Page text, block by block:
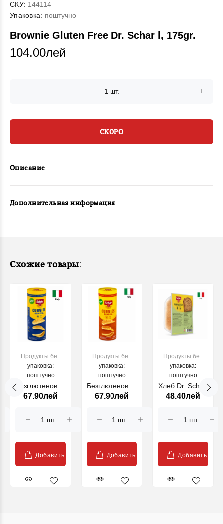
СКУ: 144114
Упаковка: поштучно
Brownie Gluten Free Dr. Schar l, 175gr.
104.00лей
СКОРО
Описание
Дополнительная информация
Схожие товары:
Продукты без
глютена
упаковка:
поштучно
Безглютеновые
чипсы DR
ORIGINAL, 170
67.90лей
Добавить
Продукты без
глютена
упаковка:
поштучно
Безглютеновые
чипсы DR
PAPRICA, 170
67.90лей
Добавить
Продукты без
глютена
упаковка:
поштучно
Хлеб Dr. Schar,
Pan RUSTICO
48.40лей
Добавить